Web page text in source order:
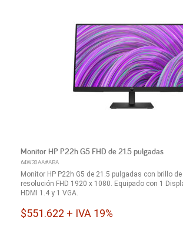
Monitor HP P22h G5 FHD de 21.5 pulgadas
64W30AA#ABA
Monitor HP P22h G5 de 21.5 pulgadas con brillo
resolución FHD 1920 x 1080. Equipado con 1
HDMI 1.4 y 1 VGA.
$551.622 + IVA 19%